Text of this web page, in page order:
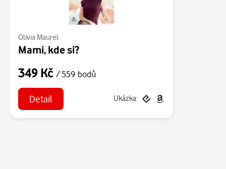
Olivia Maurel
Mami, kde si?
349 Kč / 559 bodů
Detail Ukázka: